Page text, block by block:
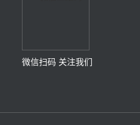
微信扫码 关注我们